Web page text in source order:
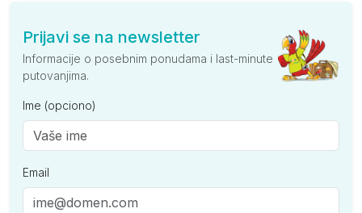
Prijavi se na newsletter
Informacije o posebnim ponudama i last-minute
putovanjima.
Ime (opciono)
Email